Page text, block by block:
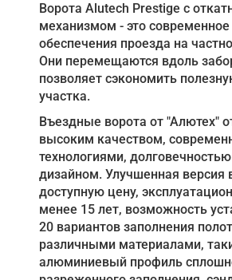
Ворота Alutech Prestige с
механизмом - это
обеспечения проезда на
Они перемещаются вдоль
позволяет сэкономить
участка.
Въездные ворота от "Алютех"
высоким качеством,
технологиями,
дизайном. Улучшенная версия
доступную цену,
менее 15 лет, возможность
20 вариантов заполнения
различными материалами,
алюминиевый профиль